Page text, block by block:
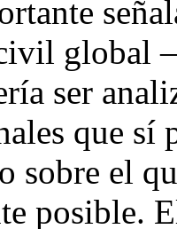
global
ser
que sí
sobre el
posible.